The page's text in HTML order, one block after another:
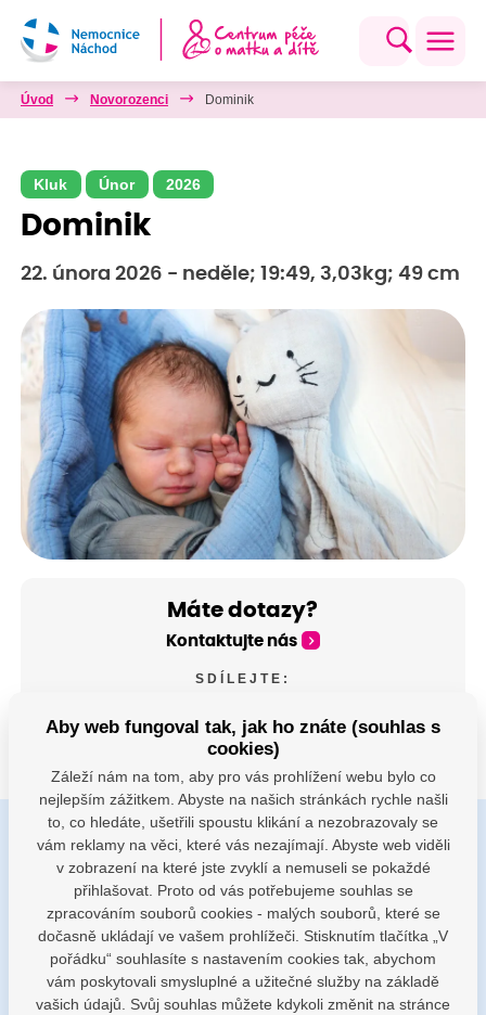
Úvod Novorozenci Dominik
Kluk Únor 2026
Dominik
22. února 2026 - neděle; 19:49, 3,03kg; 49 cm
Máte dotazy?
Kontaktujte nás
SDÍLEJTE:
Buďte s námi v kontaktu
Jsme k dispozici pokud potřebujete pomoci
porodnice@nemocnicenachod.cz
+420 491 601 745
Aby web fungoval tak, jak ho znáte (souhlas s
cookies)
Záleží nám na tom, aby pro vás prohlížení webu bylo co
nejlepším zážitkem. Abyste na našich stránkách rychle našli
to, co hledáte, ušetřili spoustu klikání a nezobrazovaly se
vám reklamy na věci, které vás nezajímají. Abyste web viděli
v zobrazení na které jste zvyklí a nemuseli se pokaždé
přihlašovat. Proto od vás potřebujeme souhlas se
zpracováním souborů cookies - malých souborů, které se
dočasně ukládají ve vašem prohlížeči. Stisknutím tlačítka „V
pořádku“ souhlasíte s nastavením cookies tak, abychom
vám poskytovali smysluplné a užitečné služby na základě
vašich údajů. Svůj souhlas můžete kdykoli změnit na stránce